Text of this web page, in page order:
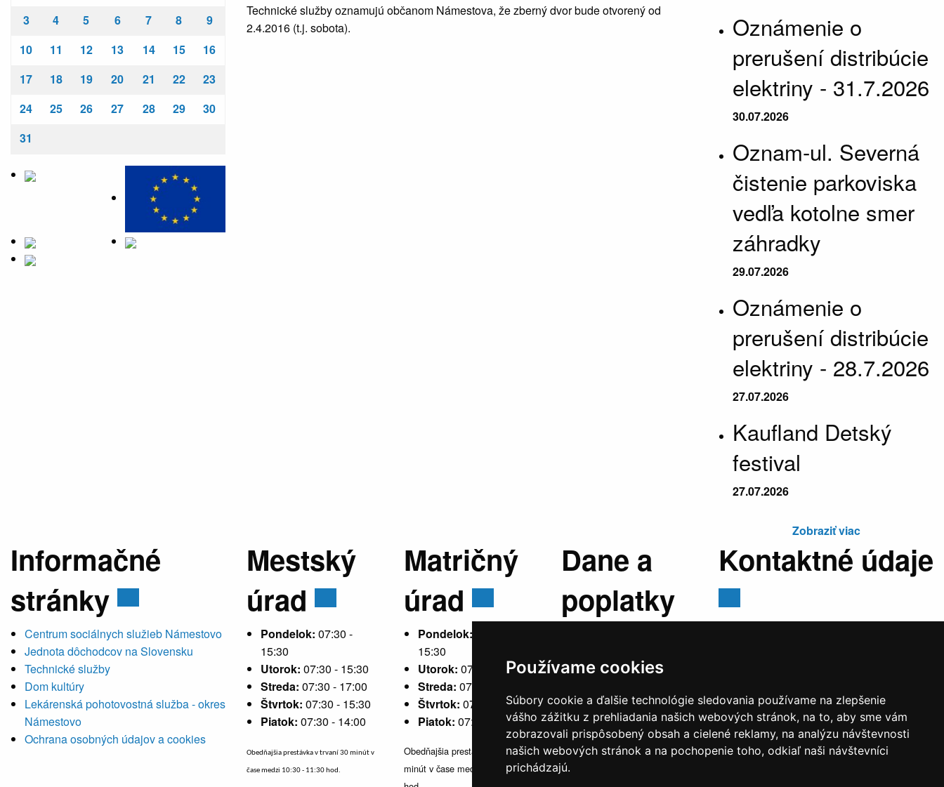
Používame cookies
Súbory cookie a ďalšie technológie sledovania používame na zlepšenie
vášho zážitku z prehliadania našich webových stránok, na to, aby sme vám
zobrazovali prispôsobený obsah a cielené reklamy, na analýzu návštevnosti
našich webových stránok a na pochopenie toho, odkiaľ naši návštevníci
prichádzajú.
3
4 5 6 7 8
9
10
11 12 13 14 15
16
17
18 19 20 21 22
23
24
25 26 27 28 29
30
31
Technické služby oznamujú občanom Námestova, že zberný dvor bude otvorený od
2.4.2016 (t.j. sobota).
Oznámenie o
prerušení distribúcie
elektriny - 31.7.2026
30.07.2026
Oznam-ul. Severná
čistenie parkoviska
vedľa kotolne smer
záhradky
29.07.2026
Oznámenie o
prerušení distribúcie
elektriny - 28.7.2026
27.07.2026
Kaufland Detský
festival
27.07.2026
Zobraziť viac
Informačné
stránky
Centrum sociálnych služieb Námestovo
Jednota dôchodcov na Slovensku
Technické služby
Dom kultúry
Lekárenská pohotovostná služba - okres
Námestovo
Ochrana osobných údajov a cookies
Mestský
úrad
Pondelok: 07:30 -
15:30
Utorok: 07:30 - 15:30
Streda: 07:30 - 17:00
Štvrtok: 07:30 - 15:30
Piatok: 07:30 - 14:00
Obedňajšia prestávka v trvaní 30 minút v
čase medzi 10:30 - 11:30 hod.
Matričný
úrad
Pondelok:
15:30
Utorok: 07:30 - 15:30
Streda: 07:30 - 17:00
Štvrtok: 07:30 - 15:30
Piatok: 07:30 - 14:00
Obedňajšia prestávka v trvaní 30
minút v čase medzi 10:30 - 11:30
Dane a
poplatky
Pondelok:07:30 -
Utorok:nestránkový
Streda:07:30 - 17:00
Štvrtok:nestránkový
Piatok:
07:30 - 14:00
Kontaktné údaje
IČO:00314676
DIČ:2020571707